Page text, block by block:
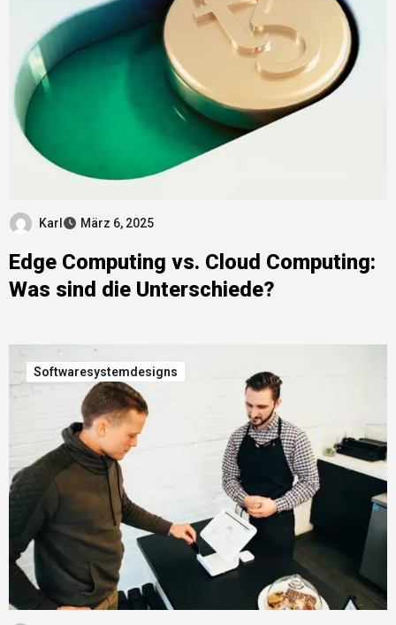
Karl März 6, 2025
Edge Computing vs. Cloud Computing:
Was sind die Unterschiede?
Softwaresystemdesigns